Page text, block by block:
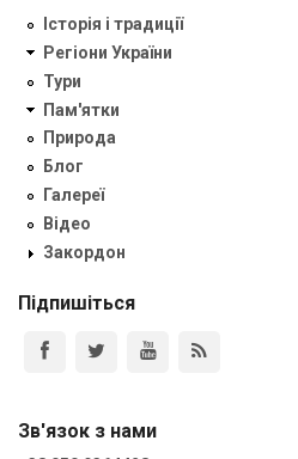
Історія і традиції
Регіони України
Тури
Пам'ятки
Природа
Блог
Галереї
Відео
Закордон
Підпишіться
Зв'язок з нами